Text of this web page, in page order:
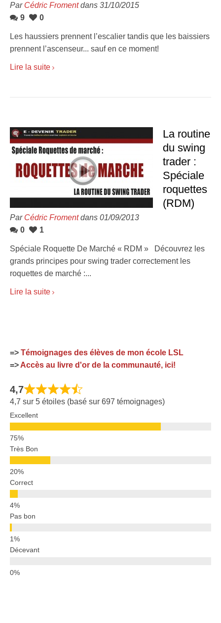
Par Cédric Fromentdans 31/10/2015
9
0
Les haussiers prennent l’escalier tandis que les baissiers
prennent l’ascenseur... sauf en ce moment!
Lire la suite
La routine
du swing
trader :
Spéciale
roquettes
(RDM)
Par Cédric Fromentdans 01/09/2013
0
1
Spéciale Roquette De Marché « RDM » Découvrez les
grands principes pour swing trader correctement les
roquettes de marché :...
Lire la suite
=> Témoignages des élèves de mon école LSL
=> Accès au livre d'or de la communauté, ici!
4,7
4,7 sur 5 étoiles (basé sur 697 témoignages)
Excellent
Très Bon
Correct
Pas bon
Décevant